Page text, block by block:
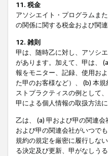
11. 税金
アソシエイト・プログラムま
の関係に関する税金および関連
12. 雑則
甲は、随時乙に対し、アソシ
があります。加えて、甲は、
報をモニター、記録、使用お
た甲のお客様など）、 (b) 本
ストプラクティスの例として
甲による個人情報の取扱方法に
乙は、 (a) 甲および甲の関連
および甲の関連会社がいつで
規約の規定を厳密に履行しな
る決定及び更新、甲がなしう